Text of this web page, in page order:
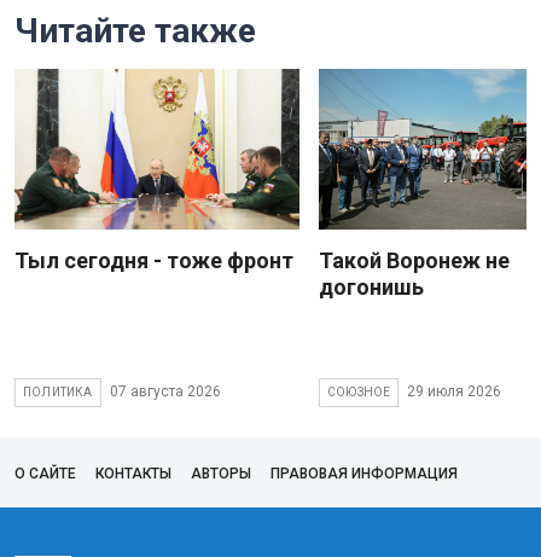
Читайте также
Тыл сегодня - тоже фронт
ПОЛИТИКА 07 августа 2026
Такой Воронеж не
догонишь
СОЮЗНОЕ 29 июля 2026
О САЙТЕ КОНТАКТЫ АВТОРЫ ПРАВОВАЯ ИНФОРМАЦИЯ